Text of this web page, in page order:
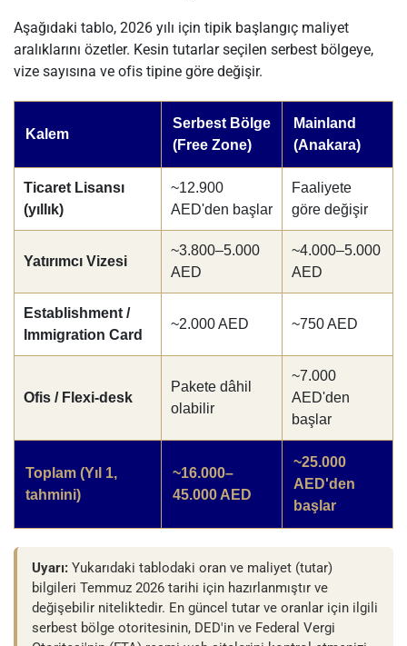
Aşağıdaki tablo, 2026 yılı için tipik başlangıç maliyet
aralıklarını özetler. Kesin tutarlar seçilen serbest bölgeye,
vize sayısına ve ofis tipine göre değişir.
Kalem
Serbest Bölge
(Free Zone)
Mainland
(Anakara)
Ticaret Lisansı
(yıllık)
~12.900
AED'den başlar
Faaliyete
göre değişir
Yatırımcı Vizesi
~3.800–5.000
AED
~4.000–5.000
AED
Establishment /
Immigration Card
~2.000 AED ~750 AED
Ofis / Flexi-desk
Pakete dâhil
olabilir
~7.000
AED'den
başlar
Toplam (Yıl 1,
tahmini)
~16.000–
45.000 AED
~25.000
AED'den
başlar
Uyarı: Yukarıdaki tablodaki oran ve maliyet (tutar)
bilgileri Temmuz 2026 tarihi için hazırlanmıştır ve
değişebilir niteliktedir. En güncel tutar ve oranlar için ilgili
serbest bölge otoritesinin, DED'in ve Federal Vergi